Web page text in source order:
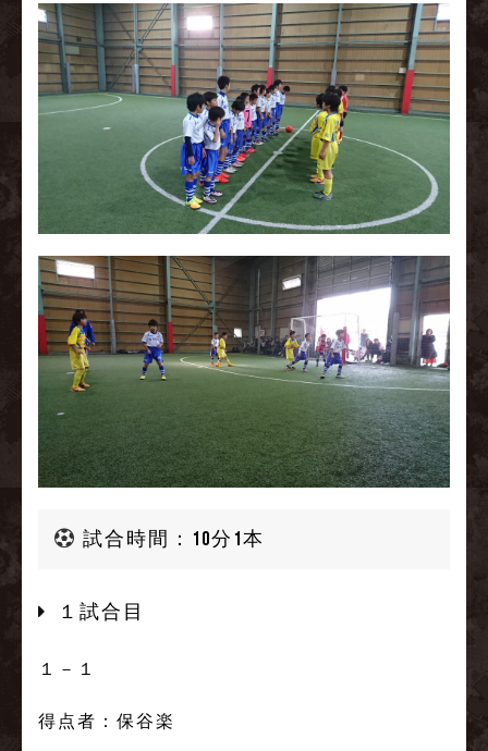
試合時間：10分1本
１試合目
１－１
得点者：保谷楽